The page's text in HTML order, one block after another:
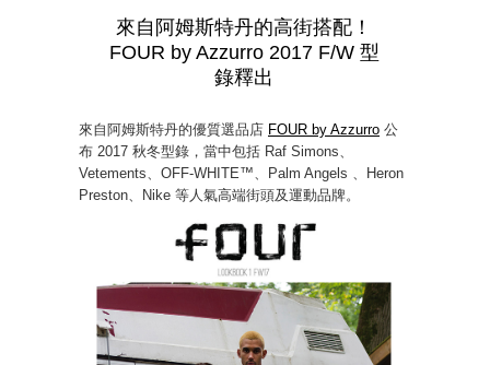
來自阿姆斯特丹的高街搭配！
FOUR by Azzurro 2017 F/W 型
錄釋出
來自阿姆斯特丹的優質選品店 FOUR by Azzurro 公
布 2017 秋冬型錄，當中包括 Raf Simons、
Vetements、OFF-WHITE™、Palm Angels 、Heron
Preston、Nike 等人氣高端街頭及運動品牌。